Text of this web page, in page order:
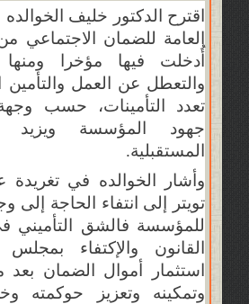
اقترح الدكتور خليف
العامة للضمان الاجتماعي
أُدخلت فيها مؤخرا ومنها
والتعطل عن العمل
تعدد التأمينات، حسب
جهود المؤسسة ويزيد
المستقبلية.
وأشار الخوالده في
تويتر إلى انتفاء الحاجة إلى
للمؤسسة فالشق التأميني
القانون والإكتفاء
استثمار أموال الضمان بعد
وتمكينه وتعزيز حوكمته